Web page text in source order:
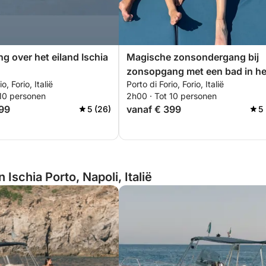
over het eiland Ischia
Forio, Italië
personen
5 (26)
Magische zonsondergang bij
zonsopgang met een bad in
warme water
Porto di Forio, Forio, Italië
2h00 · Tot 10 personen
vanaf € 399 5
Ischia Porto, Napoli, Italië